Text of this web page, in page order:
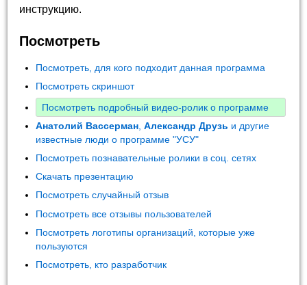
инструкцию.
Посмотреть
Посмотреть, для кого подходит данная программа
Посмотреть скриншот
Посмотреть подробный видео-ролик о программе
Анатолий Вассерман ,Александр Друзь и другие
известные люди о программе "УСУ"
Посмотреть познавательные ролики в соц. сетях
Скачать презентацию
Посмотреть случайный отзыв
Посмотреть все отзывы пользователей
Посмотреть логотипы организаций, которые уже
пользуются
Посмотреть, кто разработчик